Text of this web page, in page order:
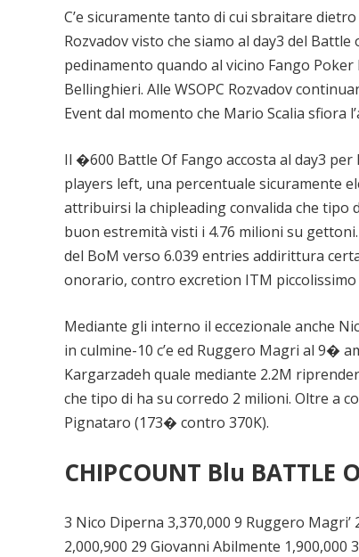
C’e sicuramente tanto di cui sbraitare
Rozvadov visto che siamo al day3 del
pedinamento quando al vicino Fango Poker
Bellinghieri. Alle WSOPC Rozvadov
Event dal momento che Mario Scalia sfiora
Il �600 Battle Of Fango accosta al day3
players left, una percentuale sicuramente
attribuirsi la chipleading convalida che tipo
buon estremità visti i 4.76 milioni su
del BoM verso 6.039 entries addirittura
onorario, contro excretion ITM
Mediante gli interno il eccezionale anche
in culmine-10 c’e ed Ruggero Magri al 9�
Kargarzadeh quale mediante 2.2M
che tipo di ha su corredo 2 milioni. Oltre a
Pignataro (173� contro 370K).
CHIPCOUNT Blu BATTLE
3 Nico Diperna 3,370,000 9 Ruggero
2,000,900 29 Giovanni Abilmente 1,900,000